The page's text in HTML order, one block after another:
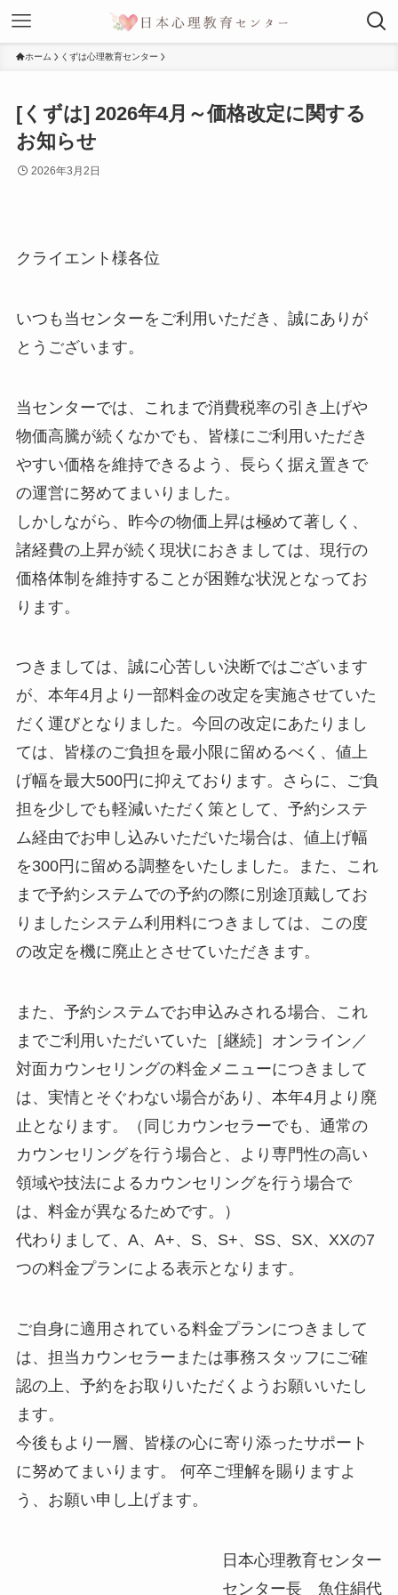
ホーム くずは心理教育センター
[くずは] 2026年4月～価格改定に関する
お知らせ
2026年3月2日
クライエント様各位
いつも当センターをご利用いただき、誠にありが
とうございます。
当センターでは、これまで消費税率の引き上げや
物価高騰が続くなかでも、皆様にご利用いただき
やすい価格を維持できるよう、長らく据え置きで
の運営に努めてまいりました。
しかしながら、昨今の物価上昇は極めて著しく、
諸経費の上昇が続く現状におきましては、現行の
価格体制を維持することが困難な状況となってお
ります。
つきましては、誠に心苦しい決断ではございます
が、本年4月より一部料金の改定を実施させていた
だく運びとなりました。今回の改定にあたりまし
ては、皆様のご負担を最小限に留めるべく、値上
げ幅を最大500円に抑えております。さらに、ご負
担を少しでも軽減いただく策として、予約システ
ム経由でお申し込みいただいた場合は、値上げ幅
を300円に留める調整をいたしました。また、これ
まで予約システムでの予約の際に別途頂戴してお
りましたシステム利用料につきましては、この度
の改定を機に廃止とさせていただきます。
また、予約システムでお申込みされる場合、これ
までご利用いただいていた［継続］オンライン／
対面カウンセリングの料金メニューにつきまして
は、実情とそぐわない場合があり、本年4月より廃
止となります。（同じカウンセラーでも、通常の
カウンセリングを行う場合と、より専門性の高い
領域や技法によるカウンセリングを行う場合で
は、料金が異なるためです。）
代わりまして、A、A+、S、S+、SS、SX、XXの7
つの料金プランによる表示となります。
ご自身に適用されている料金プランにつきまして
は、担当カウンセラーまたは事務スタッフにご確
認の上、予約をお取りいただくようお願いいたし
ます。
今後もより一層、皆様の心に寄り添ったサポート
に努めてまいります。 何卒ご理解を賜りますよ
う、お願い申し上げます。
日本心理教育センター
センター長 魚住絹代